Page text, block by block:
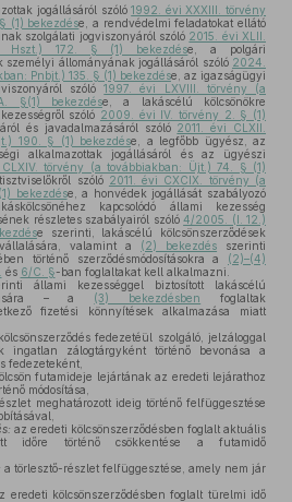
jogállásáról szóló1992. évi XXXIII. törvény
(1) bekezdése, a rendvédelmi feladatokat ellátó
szolgálati jogviszonyáról szóló 2015. évi XLII.
Hszt.) 172. § (1) bekezdése, a polgári
személyi állományának jogállásáról szóló 2024.
Pnbjt.) 135. § (1) bekezdése, az igazságügyi
szóló1997. évi LXVIII. törvény (a
§(1) bekezdése, a lakáscélú kölcsönökre
szóló 2009. évi IV. törvény 2. § (1)
és javadalmazásáról szóló 2011. évi CLXII.
190. § (1) bekezdése, a legfőbb ügyész, az
alkalmazottak jogállásáról és az ügyészi
CLXIV. törvény (a továbbiakban: Üjt.) 74. § (1)
szóló 2011. évi CXCIX. törvény (a
bekezdése, a honvédek jogállását szabályozó
kapcsolódó állami kezesség
részletes szabályairól szóló4/2005. (I. 12.)
e szerinti, lakáscélú kölcsönszerződések
valamint a (2) bekezdés szerinti
történő szerződésmódosításokra a (2)–(4)
és 6/C. §-ban foglaltakat kell alkalmazni.
állami kezességgel biztosított lakáscélú
– a (3) bekezdésben foglaltak
fizetési könnyítések alkalmazása miatt
fedezetéül szolgáló, jelzáloggal
zálogtárgyként történő bevonása a
fedezeteként,
futamideje lejártának az eredeti lejárathoz
módosítása,
meghatározott ideig történő felfüggesztése
az eredeti kölcsönszerződésben foglalt aktuális
időre történő csökkentése a futamidő
a törlesztő-részlet felfüggesztése, amely nem jár
eredeti kölcsönszerződésben foglalt türelmi idő